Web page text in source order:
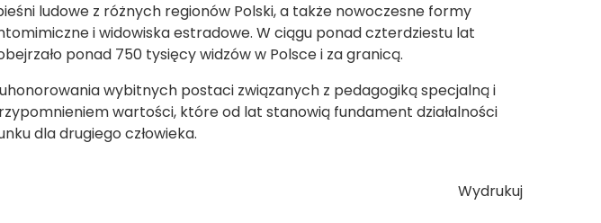
ludowe z różnych regionów Polski, a także nowoczesne formy
i widowiska estradowe. W ciągu ponad czterdziestu lat
ponad 750 tysięcy widzów w Polsce i za granicą.
wybitnych postaci związanych z pedagogiką specjalną i
wartości, które od lat stanowią fundament działalności
dla drugiego człowieka.
Wydrukuj